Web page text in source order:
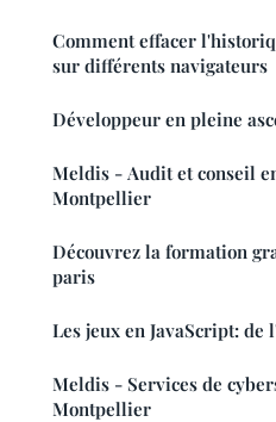
Comment effacer
sur différents navigateurs
Développeur en pleine
Meldis - Audit et conseil
Montpellier
Découvrez la formation
paris
Les jeux en JavaScript:
Meldis - Services de
Montpellier